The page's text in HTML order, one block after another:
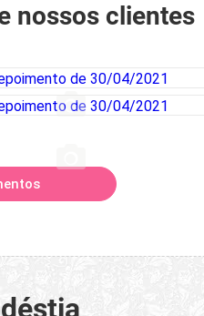
nossos clientes